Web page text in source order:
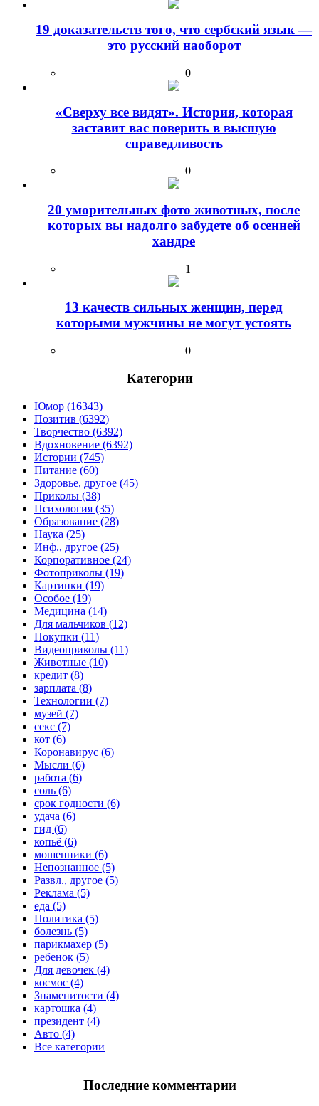
19 доказательств того, что сербский язык —
это русский наоборот
0
«Сверху все видят». История, которая
заставит вас поверить в высшую
справедливость
0
20 уморительных фото животных, после
которых вы надолго забудете об осенней
хандре
1
13 качеств сильных женщин, перед
которыми мужчины не могут устоять
0
Категории
Юмор (16343)
Позитив (6392)
Творчество (6392)
Вдохновение (6392)
Истории (745)
Питание (60)
Здоровье, другое (45)
Приколы (38)
Психология (35)
Образование (28)
Наука (25)
Инф., другое (25)
Корпоративное (24)
Фотоприколы (19)
Картинки (19)
Особое (19)
Медицина (14)
Для мальчиков (12)
Покупки (11)
Видеоприколы (11)
Животные (10)
кредит (8)
зарплата (8)
Технологии (7)
музей (7)
секс (7)
кот (6)
Коронавирус (6)
Мысли (6)
работа (6)
соль (6)
срок годности (6)
удача (6)
гид (6)
копьё (6)
мошенники (6)
Непознанное (5)
Развл., другое (5)
Реклама (5)
еда (5)
Политика (5)
болезнь (5)
парикмахер (5)
ребенок (5)
Для девочек (4)
космос (4)
Знаменитости (4)
картошка (4)
президент (4)
Авто (4)
Все категории
Последние комментарии